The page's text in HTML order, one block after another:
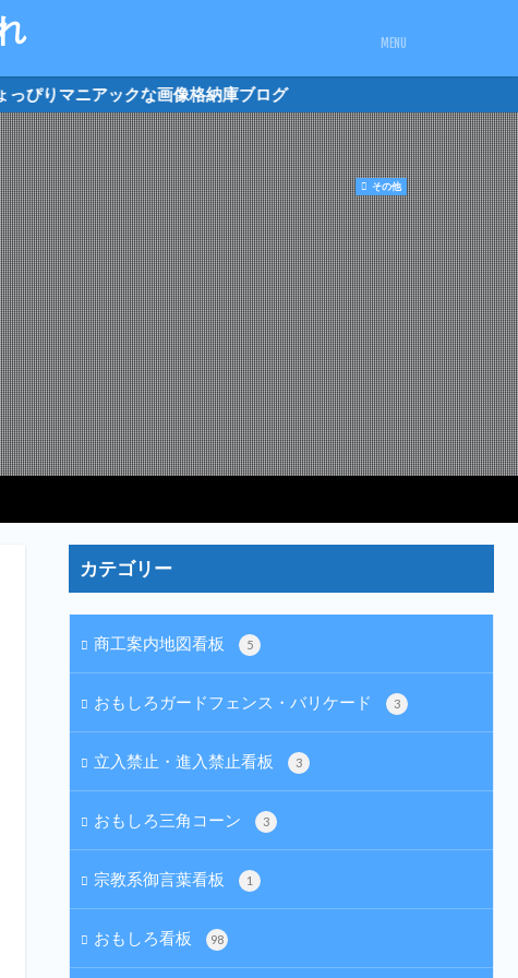
載していくだけの ちょっぴりマニアック
その他
カテゴリー
商工案内地図看板 5
おもしろガードフェンス・バリケード 3
立入禁止・進入禁止看板 3
おもしろ三角コーン 3
宗教系御言葉看板 1
おもしろ看板 98